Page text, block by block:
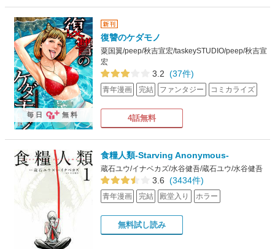
復讐のケダモノ
粟国翼/peep/秋吉宣宏/taskeySTUDIO/peep/秋吉宣
宏
3.2 (37件)
青年漫画 完結 ファンタジー コミカライズ
4話無料
毎日 無料
食糧人類-Starving Anonymous-
蔵石ユウ/イナベカズ/水谷健吾/蔵石ユウ/水谷健吾
3.6 (3434件)
青年漫画 完結 殿堂入り ホラー
無料試し読み